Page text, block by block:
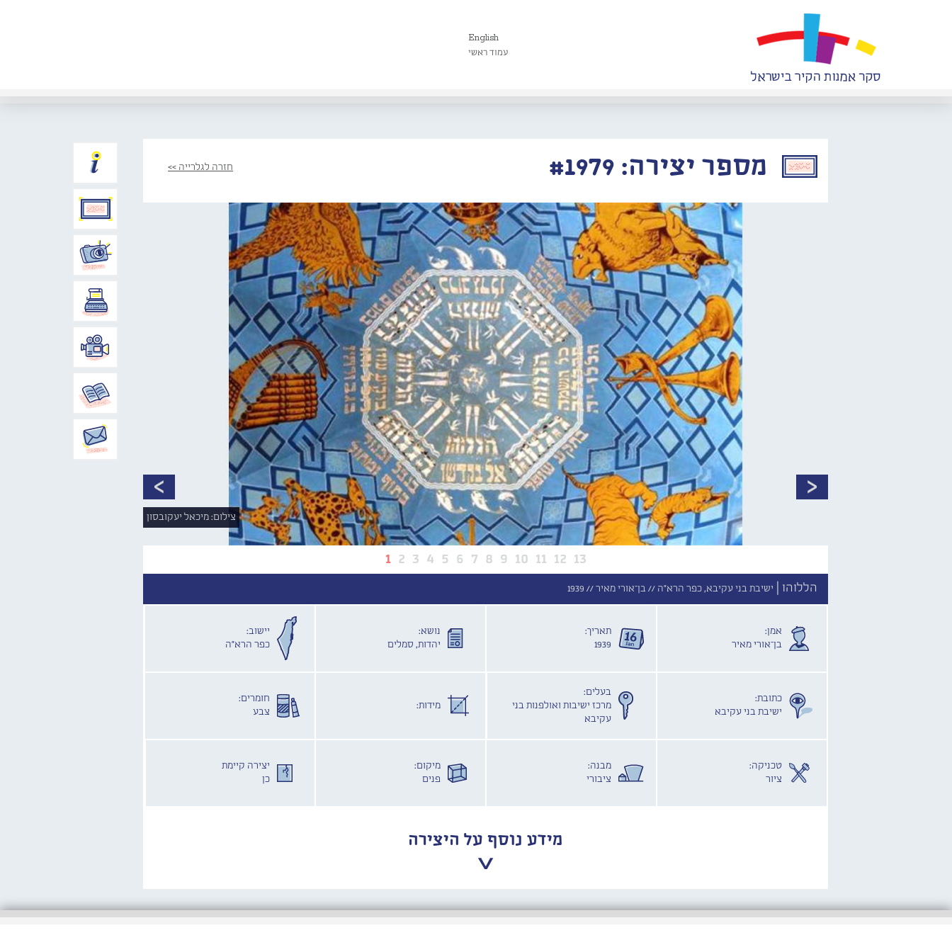
English
עמוד ראשי
מספר יצירה: #1979 חזרה לגלרייה >>
1 2 3 4 5 6 7 8 9 10 11 12 13
צילום: מיכאל יעקובסון
הללוהו | ישיבת בני עקיבא, כפר הרא"ה //בן־אורי מאיר // 1939
אמן:
בן־אורי מאיר
תאריך:
1939
נושא:
יהדות, סמלים
יישוב:
כפר הרא"ה
כתובת:
ישיבת בני עקיבא
בעלים:
מרכז ישיבות ואולפנות בני
עקיבא
מידות:
חומרים:
צבע
טכניקה:
ציור
מבנה:
ציבורי
מיקום:
פנים
יצירה קיימת
כן
מידע נוסף על היצירה